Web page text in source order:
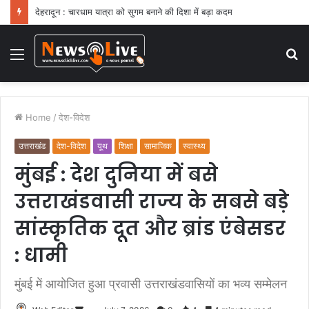
देहरादून : चारधाम यात्रा को सुगम बनाने की दिशा में बड़ा कदम
Menu
Home / देश-विदेश
उत्तराखंड देश-विदेश यूथ शिक्षा सामाजिक स्वास्थ्य
मुंबई : देश दुनिया में बसे
उत्तराखंडवासी राज्य के सबसे बड़े
सांस्कृतिक दूत और ब्रांड एंबेसडर
: धामी
मुंबई में आयोजित हुआ प्रवासी उत्तराखंडवासियों का भव्य सम्मेलन